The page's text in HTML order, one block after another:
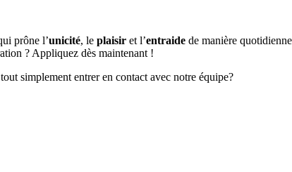
prône l’unicité, le plaisir et l’entraide de manière
? Appliquez dès maintenant !
simplement entrer en contact avec notre équipe?